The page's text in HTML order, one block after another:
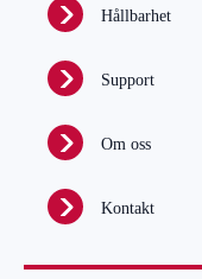
Hållbarhet
Support
Om oss
Kontakt